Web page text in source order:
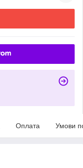
Оплата Умови